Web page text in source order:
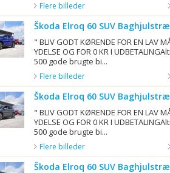
Flere billeder
Škoda Elroq 60 SUV
" BLIV GODT KØRENDE FOR EN LAV
YDELSE OG FOR 0 KR I
500 gode brugte bi...
Flere billeder
Škoda Elroq 60 SUV
" BLIV GODT KØRENDE FOR EN LAV
YDELSE OG FOR 0 KR I
500 gode brugte bi...
Flere billeder
Škoda Elroq 60 SUV